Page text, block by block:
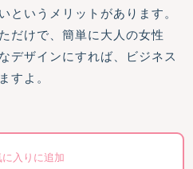
というメリットがあります。
だけで、簡単に大人の女性
デザインにすれば、ビジネス
すよ。
に入りに追加